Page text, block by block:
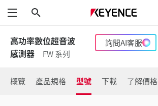
功能表
高功率數位超音波
感測器
FW 系列
詢問AI客服
概覽 產品規格 型號 下載 了解價格